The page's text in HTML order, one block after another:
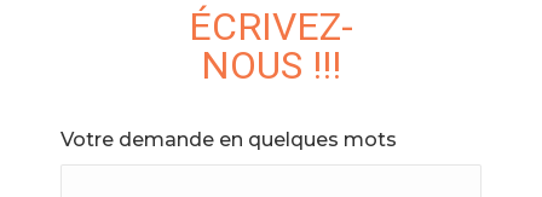
ÉCRIVEZ-
NOUS !!!
Votre demande en quelques mots